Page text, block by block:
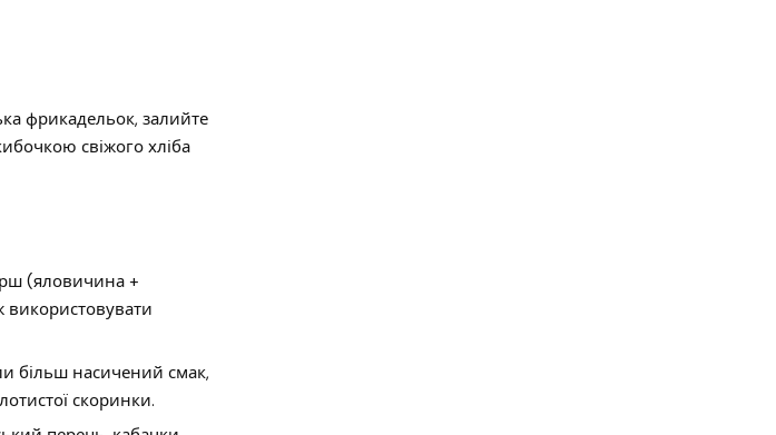
фрикадельок, залийте
свіжого хліба
(яловичина +
більш насичений смак,
скоринки.